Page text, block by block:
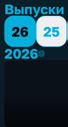
Выпуски
26
25
20262026